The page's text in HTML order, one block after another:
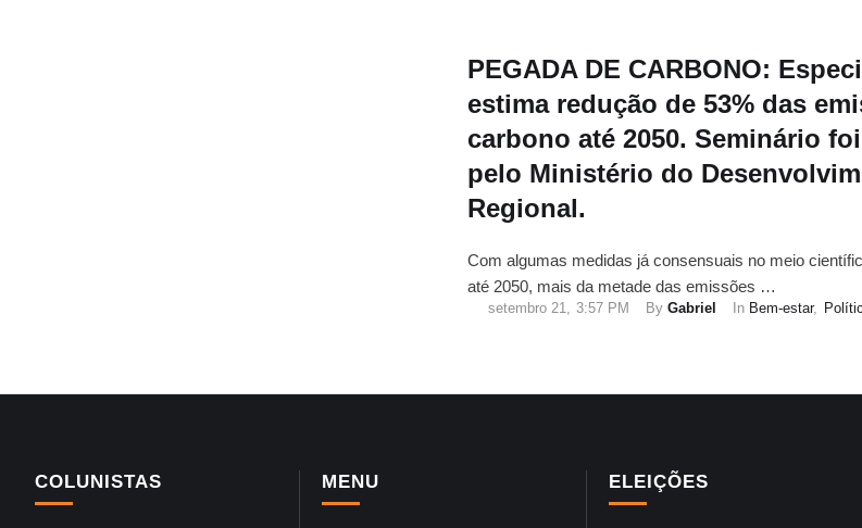
PEGADA DE CARBONO:
estima redução de 53% das
carbono até 2050. Seminário
pelo Ministério do
Regional.
Com algumas medidas já consensuais no meio
até 2050, mais da metade das emissões …
setembro 21, 3:57 PM By Gabriel In Bem-estar,
COLUNISTAS MENU ELEIÇÕES